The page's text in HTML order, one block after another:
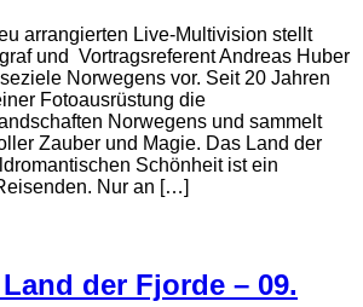
arrangierten Live-Multivision stellt
und Vortragsreferent Andreas Huber
Norwegens vor. Seit 20 Jahren
Fotoausrüstung die
Norwegens und sammelt
Zauber und Magie. Das Land der
Schönheit ist ein
Nur an […]
der Fjorde – 09.